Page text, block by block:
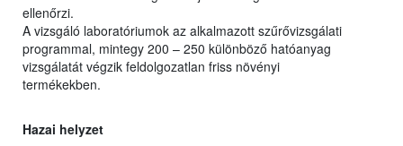
ellenőrzi.
A vizsgáló laboratóriumok az alkalmazott szűrővizsgálati
programmal, mintegy 200 – 250 különböző hatóanyag
vizsgálatát végzik feldolgozatlan friss növényi
termékekben.
Hazai helyzet